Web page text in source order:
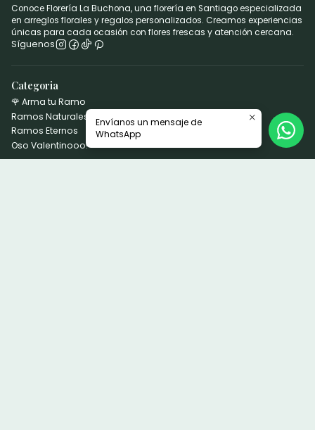
Conoce Florería La Buchona, una florería en Santiago especializada
en arreglos florales y regalos personalizados. Creamos experiencias
únicas para cada ocasión con flores frescas y atención cercana.
Síguenos
Categoria
🌹 Arma tu Ramo
Ramos Naturales
Ramos Eternos
Oso Valentinooo!
Envíanos un mensaje de
WhatsApp